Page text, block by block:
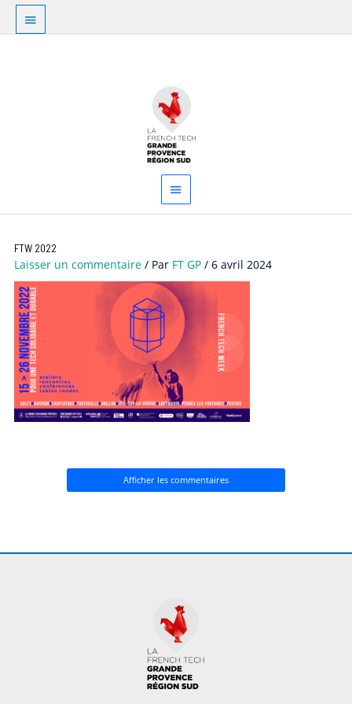
Aller
contenu
Au
dessus
principal
FTW 2022
Laisser un commentaire / Par FT GP/6 avril 2024
Afficher les commentaires